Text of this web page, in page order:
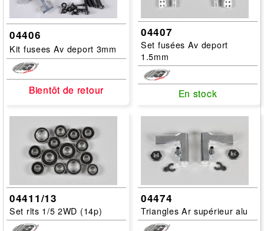
04406
Kit fusees Av deport 3mm
Bientôt de retour
Bientôt de retour
04407
Set fusées Av deport
1.5mm
En stock
En stock
04411/13
Set rlts 1/5 2WD (14p)
04474
Triangles Ar supérieur alu